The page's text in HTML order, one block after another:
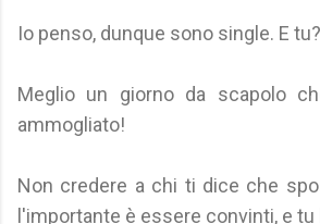
Io penso, dunque sono single. E tu?
Meglio un giorno da scapolo
ammogliato!
Non credere a chi ti dice che
l'importante è essere convinti, e tu